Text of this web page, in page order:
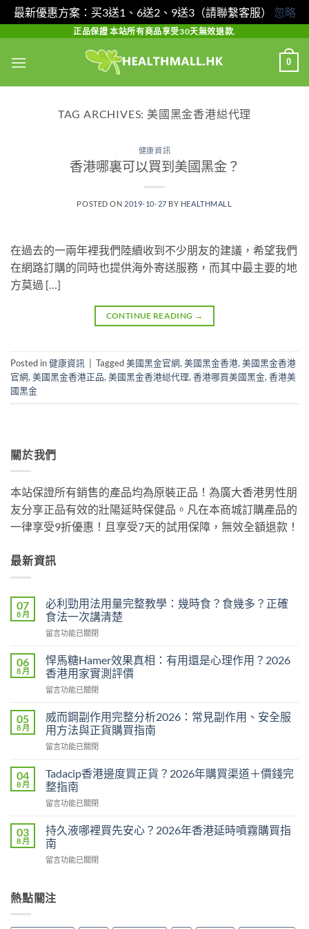
最新優惠方案：买3送1、6送2、9送3（請聯繫客服） 忽略
content
正品保證 本站所有商品享受30天無效退款.
0
TAG ARCHIVES: 美國黑金香港縂代理
健康資訊
香港哪裏可以買到美國黑金？
POSTED ON 2019-10-27 BY HEALTHMALL
在過去的一兩年裡我們陸續收到不少朋友的建議，希望我們
在網路訂購的同時也提供海外寄送服務，而其中最主要的地
方莫過 […]
CONTINUE READING →
Posted in健康資訊 Tagged美國黑金官網, 美國黑金香港, 美國黑金香港
官網, 美國黑金香港正品, 美國黑金香港縂代理, 香港哪買美國黑金, 香港美
國黑金
關於我們
本站保證所有銷售的產品均為原裝正品！為廣大香港男性朋
友分享正品有效的壯陽延時保健品。凡在本商城訂購產品的
一律享受9折優惠！且享受7天的試用保障，無效全額退款！
最新資訊
07
8 月
必利勁用法用量完整教學：幾時食？食幾多？正確
食法一次講清楚
在
利
勁
用
法
量
完
整
教
幾
時
食
多？
正
確
一
次
清
留言功能已關閉
06
8 月
悍馬糖Hamer效果真相：有用還是心理作用？2026
香港用家實測評價
在
馬
糖
Hamer
效
真
相：
有
用
是
心
作
香
留言功能已關閉
05
8 月
威而鋼副作用完整分析2026：常見副作用、安全服
用方法與正貨購買指南
在
而
鋼
副
作
完
整
分
析
見
留言功能已關閉
04
8 月
Tadacip香港邊度買正貨？2026年購買渠道＋價錢完
整指南
在
香
港
邊
度
貨？
留言功能已關閉
03
8 月
持久液哪裡買先安心？2026年香港延時噴霧購買指
南
在
液
哪
留言功能已關閉
熱點關注